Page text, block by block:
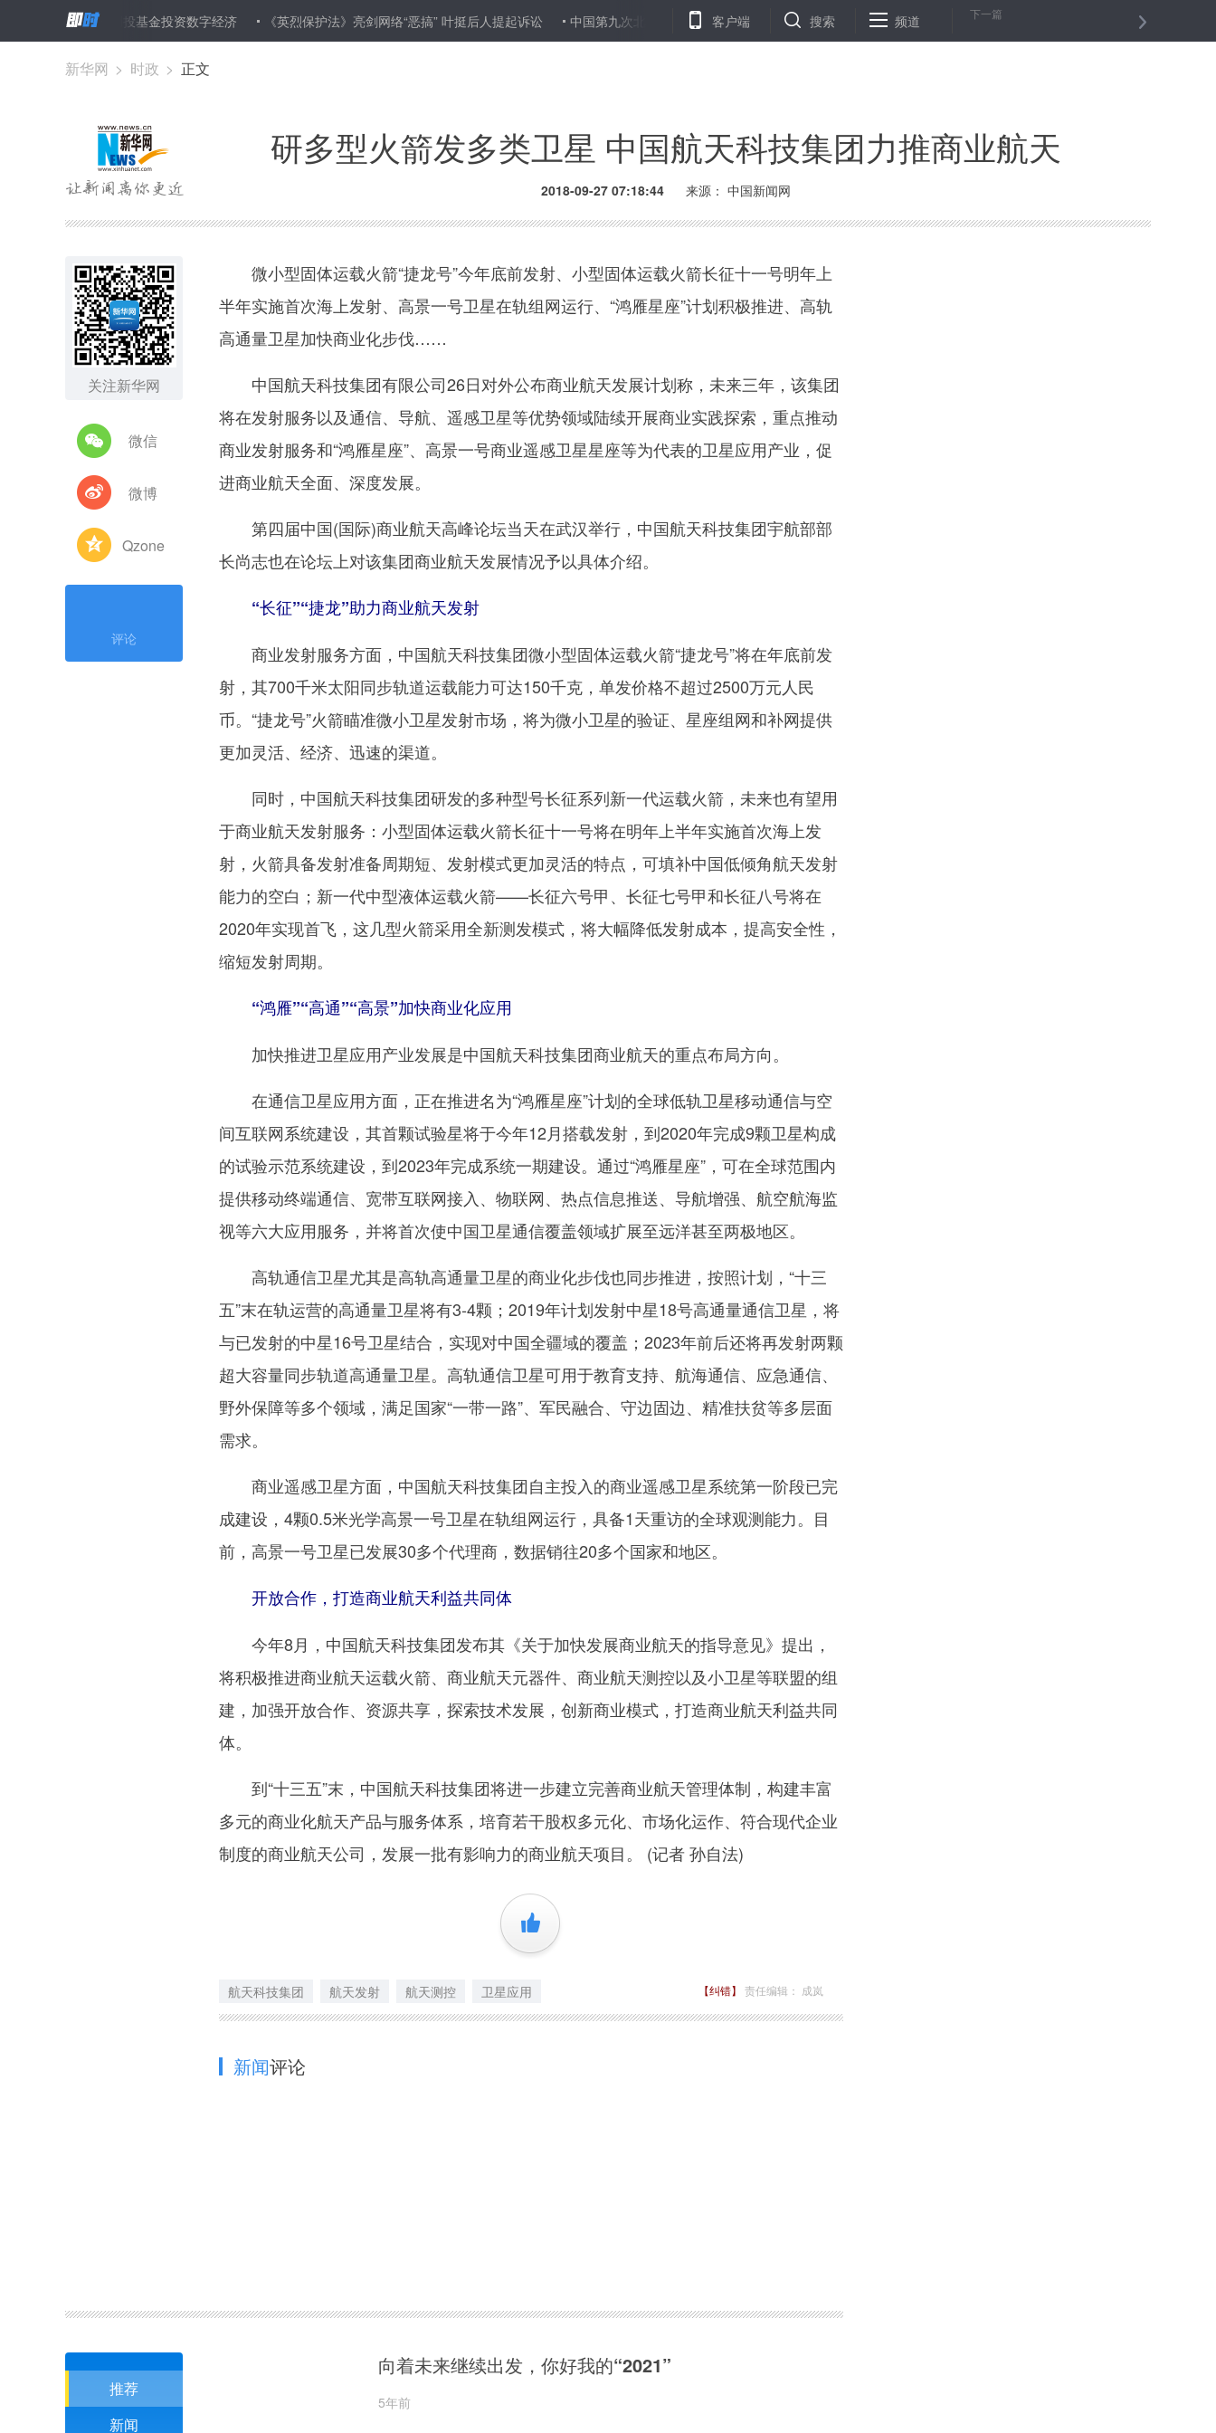
私募和创投基金投资数字经济 《英烈保护法》亮剑网络“恶搞” 叶挺后人提起诉讼 中国第九次北极科考实现多个“首次”与“之最” 张晓仑任中国机械工业集团有限公司总经理 以次充好、偷梁换柱... 二手
客户端 搜索 频道 下一篇
新华网 > 时政 > 正文
研多型火箭发多类卫星 中国航天科技集团力推商业航天
2018-09-27 07:18:44 来源： 中国新闻网
关注新华网
微信
微博
Qzone
评论
微小型固体运载火箭“捷龙号”今年底前发射、小型固体运载火箭长征十一号明年上
半年实施首次海上发射、高景一号卫星在轨组网运行、“鸿雁星座”计划积极推进、高轨
高通量卫星加快商业化步伐……
中国航天科技集团有限公司26日对外公布商业航天发展计划称，未来三年，该集团
将在发射服务以及通信、导航、遥感卫星等优势领域陆续开展商业实践探索，重点推动
商业发射服务和“鸿雁星座”、高景一号商业遥感卫星星座等为代表的卫星应用产业，促
进商业航天全面、深度发展。
第四届中国(国际)商业航天高峰论坛当天在武汉举行，中国航天科技集团宇航部部
长尚志也在论坛上对该集团商业航天发展情况予以具体介绍。
“长征”“捷龙”助力商业航天发射
商业发射服务方面，中国航天科技集团微小型固体运载火箭“捷龙号”将在年底前发
射，其700千米太阳同步轨道运载能力可达150千克，单发价格不超过2500万元人民
币。“捷龙号”火箭瞄准微小卫星发射市场，将为微小卫星的验证、星座组网和补网提供
更加灵活、经济、迅速的渠道。
同时，中国航天科技集团研发的多种型号长征系列新一代运载火箭，未来也有望用
于商业航天发射服务：小型固体运载火箭长征十一号将在明年上半年实施首次海上发
射，火箭具备发射准备周期短、发射模式更加灵活的特点，可填补中国低倾角航天发射
能力的空白；新一代中型液体运载火箭——长征六号甲、长征七号甲和长征八号将在
2020年实现首飞，这几型火箭采用全新测发模式，将大幅降低发射成本，提高安全性，
缩短发射周期。
“鸿雁”“高通”“高景”加快商业化应用
加快推进卫星应用产业发展是中国航天科技集团商业航天的重点布局方向。
在通信卫星应用方面，正在推进名为“鸿雁星座”计划的全球低轨卫星移动通信与空
间互联网系统建设，其首颗试验星将于今年12月搭载发射，到2020年完成9颗卫星构成
的试验示范系统建设，到2023年完成系统一期建设。通过“鸿雁星座”，可在全球范围内
提供移动终端通信、宽带互联网接入、物联网、热点信息推送、导航增强、航空航海监
视等六大应用服务，并将首次使中国卫星通信覆盖领域扩展至远洋甚至两极地区。
高轨通信卫星尤其是高轨高通量卫星的商业化步伐也同步推进，按照计划，“十三
五”末在轨运营的高通量卫星将有3-4颗；2019年计划发射中星18号高通量通信卫星，将
与已发射的中星16号卫星结合，实现对中国全疆域的覆盖；2023年前后还将再发射两颗
超大容量同步轨道高通量卫星。高轨通信卫星可用于教育支持、航海通信、应急通信、
野外保障等多个领域，满足国家“一带一路”、军民融合、守边固边、精准扶贫等多层面
需求。
商业遥感卫星方面，中国航天科技集团自主投入的商业遥感卫星系统第一阶段已完
成建设，4颗0.5米光学高景一号卫星在轨组网运行，具备1天重访的全球观测能力。目
前，高景一号卫星已发展30多个代理商，数据销往20多个国家和地区。
开放合作，打造商业航天利益共同体
今年8月，中国航天科技集团发布其《关于加快发展商业航天的指导意见》提出，
将积极推进商业航天运载火箭、商业航天元器件、商业航天测控以及小卫星等联盟的组
建，加强开放合作、资源共享，探索技术发展，创新商业模式，打造商业航天利益共同
体。
到“十三五”末，中国航天科技集团将进一步建立完善商业航天管理体制，构建丰富
多元的商业化航天产品与服务体系，培育若干股权多元化、市场化运作、符合现代企业
制度的商业航天公司，发展一批有影响力的商业航天项目。 (记者 孙自法)
+1
航天科技集团 航天发射 航天测控 卫星应用 【纠错】 责任编辑： 成岚
新闻评论
推荐
新闻
向着未来继续出发，你好我的“2021”
5年前